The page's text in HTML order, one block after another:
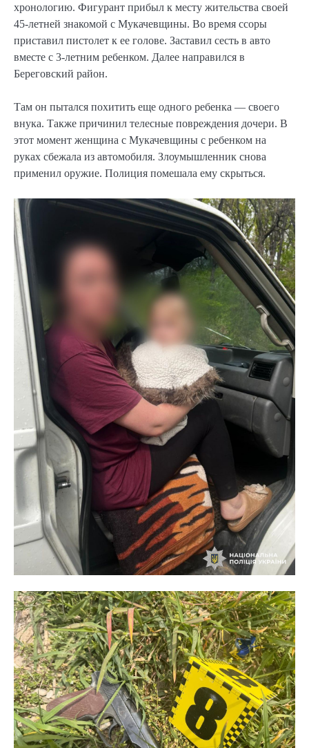
хронологию. Фигурант прибыл к месту жительства своей
45-летней знакомой с Мукачевщины. Во время ссоры
приставил пистолет к ее голове. Заставил сесть в авто
вместе с 3-летним ребенком. Далее направился в
Береговский район.
Там он пытался похитить еще одного ребенка — своего
внука. Также причинил телесные повреждения дочери. В
этот момент женщина с Мукачевщины с ребенком на
руках сбежала из автомобиля. Злоумышленник снова
применил оружие. Полиция помешала ему скрыться.